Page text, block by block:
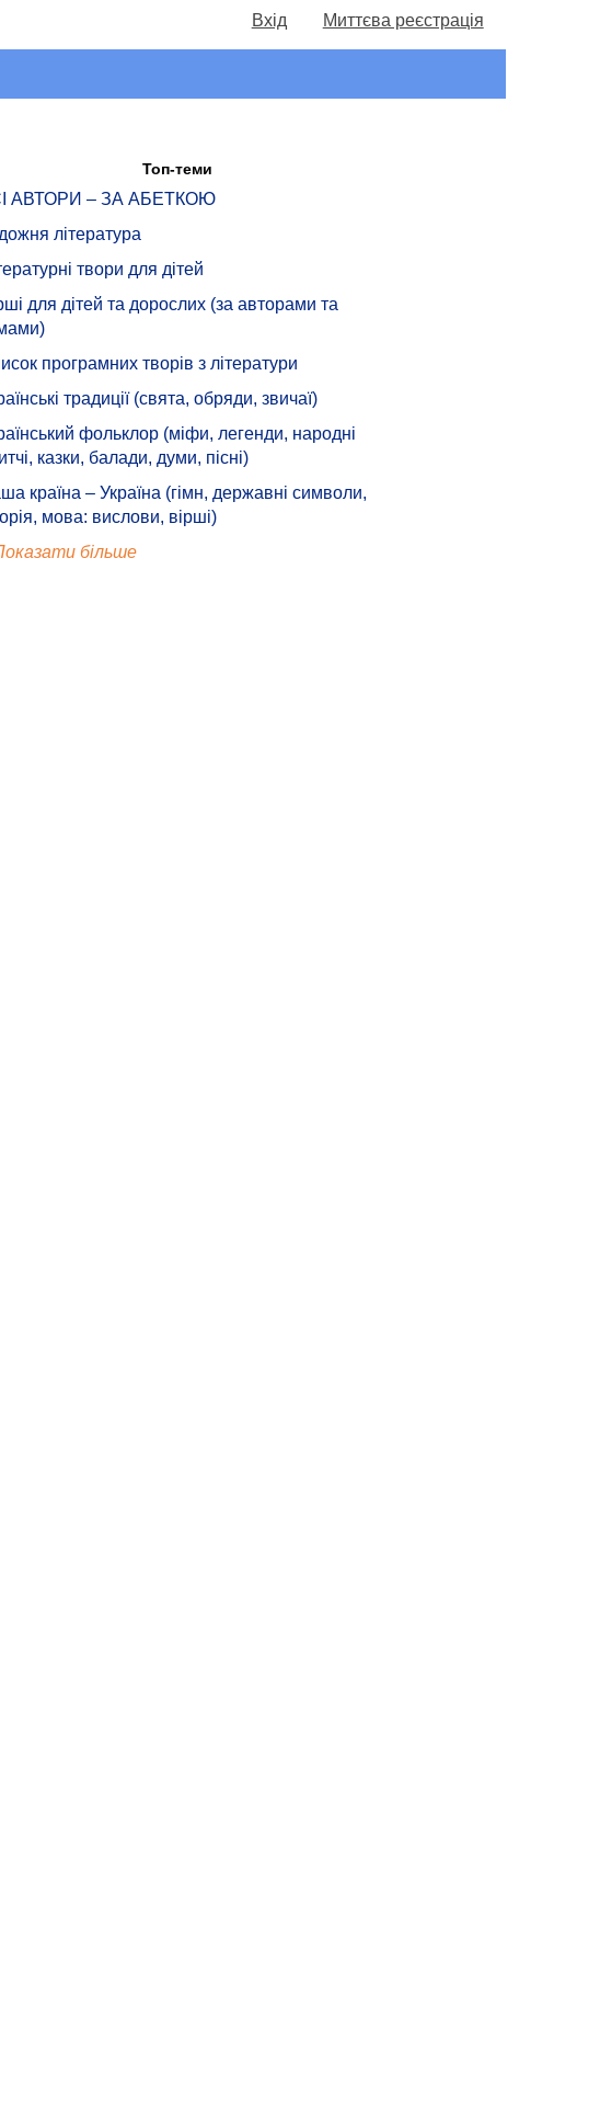
Вхід Миттєва реєстрація
Топ-теми
АВТОРИ – ЗА АБЕТКОЮ
література
твори для дітей
для дітей та дорослих (за авторами та
програмних творів з літератури
традиції (свята, обряди, звичаї)
фольклор (міфи, легенди, народні
казки, балади, думи, пісні)
країна – Україна (гімн, державні символи,
мова: вислови, вірші)
більше